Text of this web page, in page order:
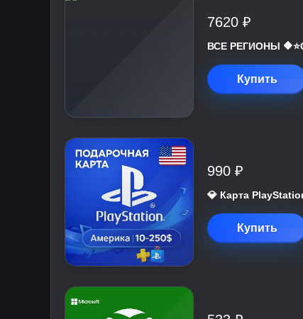
7620 ₽
ВСЕ РЕГИОНЫ
Купить
990 ₽
💎 Карта
Купить